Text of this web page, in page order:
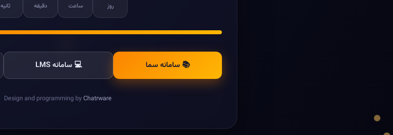
روز ساعت دقیقه ثانیه
📚 سامانه سما 💻 سامانه LMS
Design and programming byChatrware